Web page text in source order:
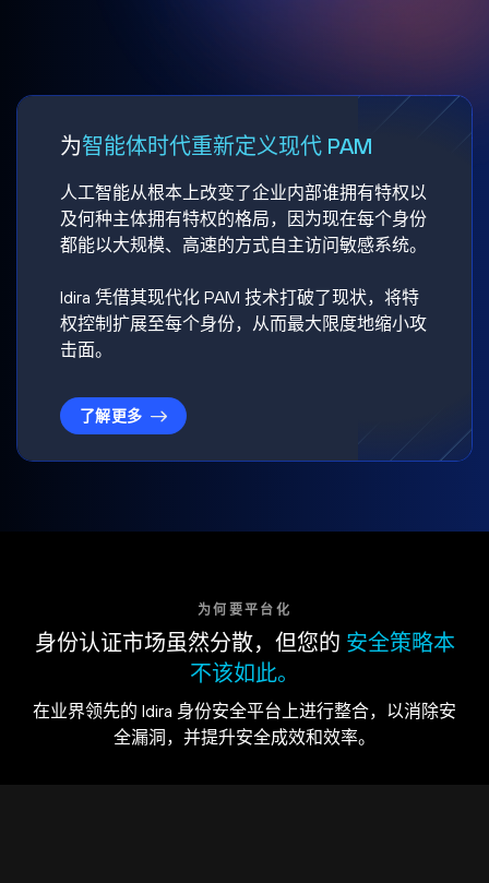
为智能体时代重新定义现代 PAM
人工智能从根本上改变了企业内部谁拥有特权以
及何种主体拥有特权的格局，因为现在每个身份
都能以大规模、高速的方式自主访问敏感系统。
Idira 凭借其现代化 PAM 技术打破了现状，将特
权控制扩展至每个身份，从而最大限度地缩小攻
击面。
了解更多
为何要平台化
身份认证市场虽然分散，但您的 安全策略本
不该如此。
在业界领先的 Idira 身份安全平台上进行整合，以消除安
全漏洞，并提升安全成效和效率。